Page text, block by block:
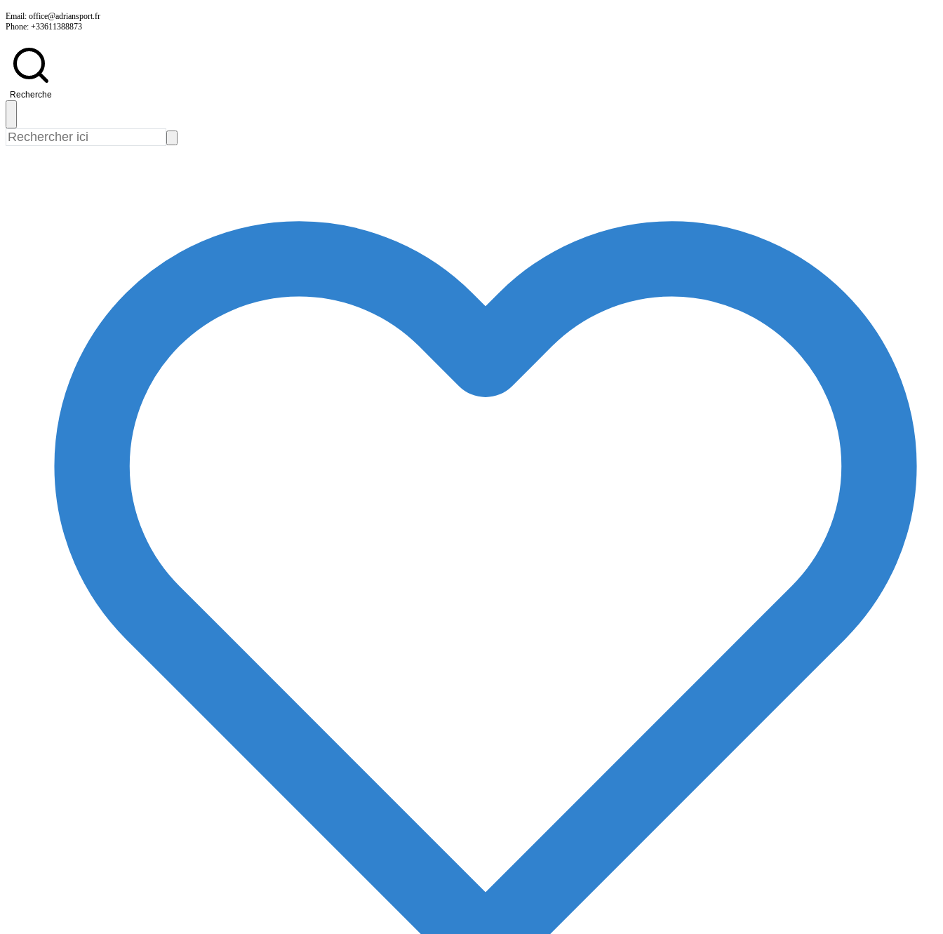
Skip
to
Email: office@adriansport.fr
Phone: +33611388873
Recherche